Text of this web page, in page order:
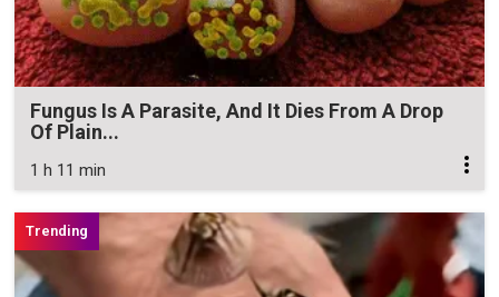
Fungus Is A Parasite, And It Dies From A Drop
Of Plain...
1 h 11 min